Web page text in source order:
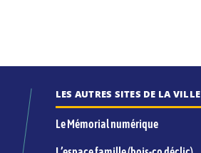
LES AUTRES SITES DE LA VILLE
Le Mémorial numérique